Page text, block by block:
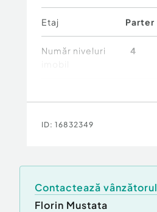
Etaj Parter
Număr niveluri
4
ID: 16832349
Contactează vânzătorul
Florin Mustata